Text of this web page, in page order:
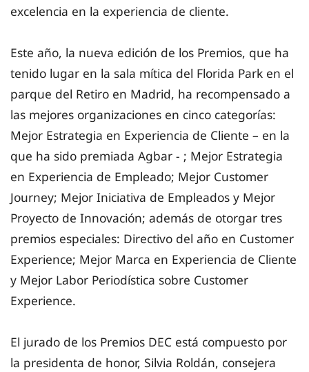
excelencia en la experiencia de cliente.
Este año, la nueva edición de los Premios, que ha
tenido lugar en la sala mítica del Florida Park en el
parque del Retiro en Madrid, ha recompensado a
las mejores organizaciones en cinco categorías:
Mejor Estrategia en Experiencia de Cliente – en la
que ha sido premiada Agbar - ; Mejor Estrategia
en Experiencia de Empleado; Mejor Customer
Journey; Mejor Iniciativa de Empleados y Mejor
Proyecto de Innovación; además de otorgar tres
premios especiales: Directivo del año en Customer
Experience; Mejor Marca en Experiencia de Cliente
y Mejor Labor Periodística sobre Customer
Experience.
El jurado de los Premios DEC está compuesto por
la presidenta de honor, Silvia Roldán, consejera